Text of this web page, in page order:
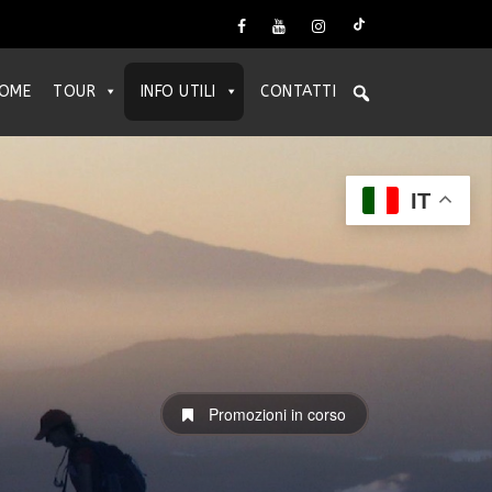
TOUR INFO UTILI CONTATTI
Promozioni in corso
IT